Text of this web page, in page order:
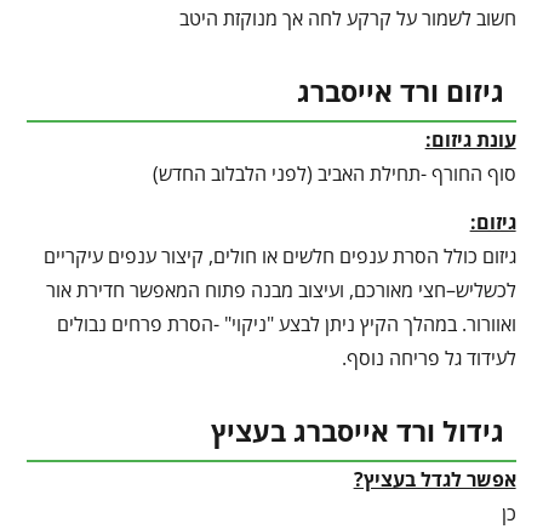
חשוב לשמור על קרקע לחה אך מנוקזת היטב
גיזום ורד אייסברג
עונת גיזום:
סוף החורף -תחילת האביב (לפני הלבלוב החדש)
גיזום:
גיזום כולל הסרת ענפים חלשים או חולים, קיצור ענפים עיקריים
לכשליש–חצי מאורכם, ועיצוב מבנה פתוח המאפשר חדירת אור
ואוורור. במהלך הקיץ ניתן לבצע "ניקוי" -הסרת פרחים נבולים
לעידוד גל פריחה נוסף.
גידול ורד אייסברג בעציץ
אפשר לגדל בעציץ?
כן